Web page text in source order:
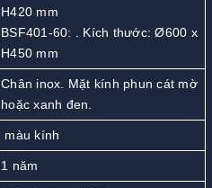
H420 mm
BSF401-60: . Kích thước: Ø600 x
H450 mm
Chân inox. Mặt kính phun cát mờ
hoặc xanh đen.
màu kính
1 năm